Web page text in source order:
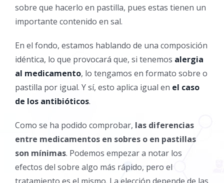
sobre que hacerlo en pastilla, pues estas tienen un
importante contenido en sal.
En el fondo, estamos hablando de una composición
idéntica, lo que provocará que, si tenemos alergia
al medicamento, lo tengamos en formato sobre o
pastilla por igual. Y sí, esto aplica igual en el caso
de los antibióticos.
Como se ha podido comprobar, las diferencias
entre medicamentos en sobres o en pastillas
son mínimas. Podemos empezar a notar los
efectos del sobre algo más rápido, pero el